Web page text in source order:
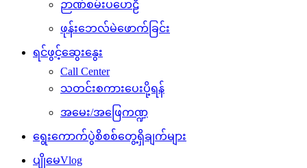
ဉာဏ်စမ်းပဟေဠိ
ဖုန်းဘေလ်မဲဖောက်ခြင်း
ရင်ဖွင့်ဆွေးနွေး
Call Center
သတင်းစကားပေးပို့ရန်
အမေး/အဖြေကဏ္ဍ
ရွေးကောက်ပွဲစိစစ်တွေ့ရှိချက်များ
ပျိုမေVlog